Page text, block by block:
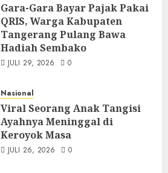
Gara-Gara Bayar Pajak Pakai
QRIS, Warga Kabupaten
Tangerang Pulang Bawa
Hadiah Sembako
JULI 29, 2026 0
Nasional
Viral Seorang Anak Tangisi
Ayahnya Meninggal di
Keroyok Masa
JULI 26, 2026 0